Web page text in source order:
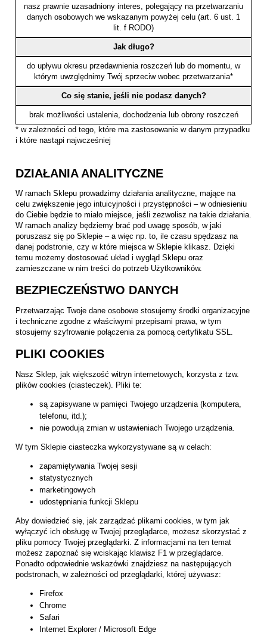
nasz prawnie uzasadniony interes, polegający na przetwarzaniu
danych osobowych we wskazanym powyżej celu (art. 6 ust. 1
lit. f RODO)
Jak długo?
do upływu okresu przedawnienia roszczeń lub do momentu, w
którym uwzględnimy Twój sprzeciw wobec przetwarzania*
Co się stanie, jeśli nie podasz danych?
brak możliwości ustalenia, dochodzenia lub obrony roszczeń
* w zależności od tego, które ma zastosowanie w danym przypadku
i które nastąpi najwcześniej
DZIAŁANIA ANALITYCZNE
W ramach Sklepu prowadzimy działania analityczne, mające na
celu zwiększenie jego intuicyjności i przystępności – w odniesieniu
do Ciebie będzie to miało miejsce, jeśli zezwolisz na takie działania.
W ramach analizy będziemy brać pod uwagę sposób, w jaki
poruszasz się po Sklepie – a więc np. to, ile czasu spędzasz na
danej podstronie, czy w które miejsca w Sklepie klikasz. Dzięki
temu możemy dostosować układ i wygląd Sklepu oraz
zamieszczane w nim treści do potrzeb Użytkowników.
BEZPIECZEŃSTWO DANYCH
Przetwarzając Twoje dane osobowe stosujemy środki organizacyjne
i techniczne zgodne z właściwymi przepisami prawa, w tym
stosujemy szyfrowanie połączenia za pomocą certyfikatu SSL.
PLIKI COOKIES
Nasz Sklep, jak większość witryn internetowych, korzysta z tzw.
plików cookies (ciasteczek). Pliki te:
są zapisywane w pamięci Twojego urządzenia (komputera,
telefonu, itd.);
nie powodują zmian w ustawieniach Twojego urządzenia.
W tym Sklepie ciasteczka wykorzystywane są w celach:
zapamiętywania Twojej sesji
statystycznych
marketingowych
udostępniania funkcji Sklepu
Aby dowiedzieć się, jak zarządzać plikami cookies, w tym jak
wyłączyć ich obsługę w Twojej przeglądarce, możesz skorzystać z
pliku pomocy Twojej przeglądarki. Z informacjami na ten temat
możesz zapoznać się wciskając klawisz F1 w przeglądarce.
Ponadto odpowiednie wskazówki znajdziesz na następujących
podstronach, w zależności od przeglądarki, której używasz:
Firefox
Chrome
Safari
Internet Explorer / Microsoft Edge